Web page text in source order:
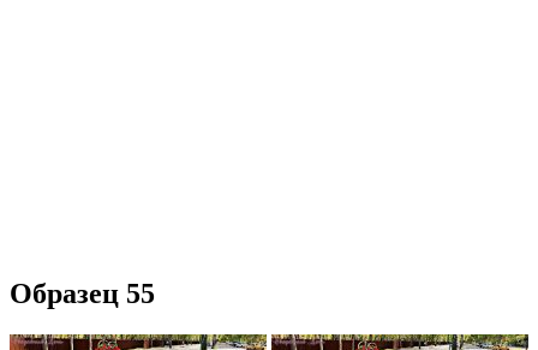
Образец 55